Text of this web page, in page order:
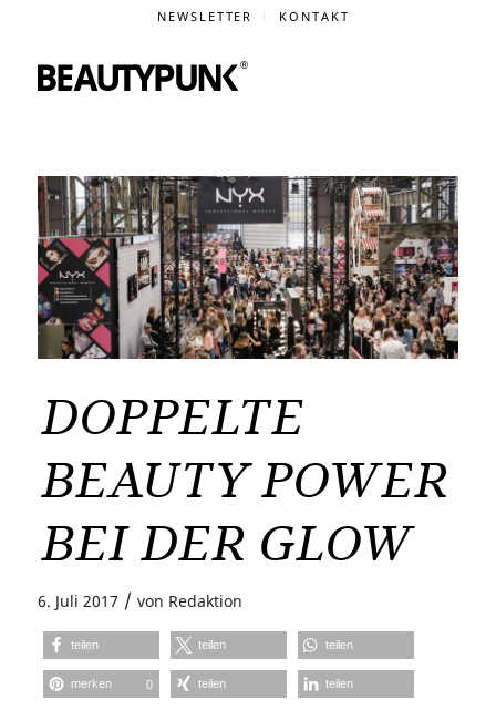
NEWSLETTER KONTAKT
DOPPELTE
BEAUTY POWER
BEI DER GLOW
6. Juli 2017 / von Redaktion
teilen teilen teilen
merken 0 teilen teilen